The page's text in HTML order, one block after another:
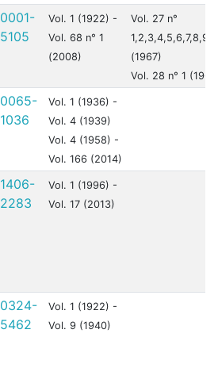
0001-
5105
Vol. 1 (1922) -
Vol. 68 n° 1
(2008)
Vol. 27 n°
(1967)
Vol. 28 n° 1
0065-
1036
Vol. 1 (1936) -
Vol. 4 (1939)
Vol. 4 (1958) -
Vol. 166 (2014)
1406-
2283
Vol. 1 (1996) -
Vol. 17 (2013)
0324-
5462
Vol. 1 (1922) -
Vol. 9 (1940)